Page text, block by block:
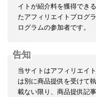
イトが紹介料を獲得でき
たアフィリエイトプログ
ログラムの参加者です。
告知
当サイトはアフィリエイ
は別に商品提供を受けて
載ない限り、商品提供記